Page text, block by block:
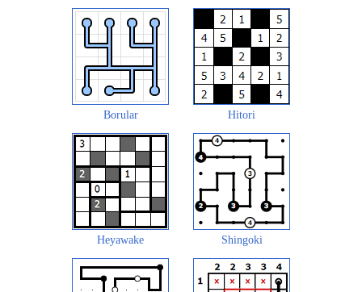
Borular Hitori
Heyawake Shingoki